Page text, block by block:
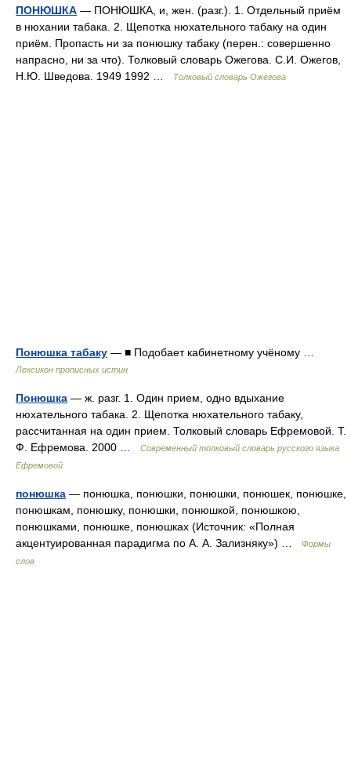
ПОНЮШКА — ПОНЮШКА, и, жен. (разг.). 1. Отдельный приём
в нюхании табака. 2. Щепотка нюхательного табаку на один
приём. Пропасть ни за понюшку табаку (перен.: совершенно
напрасно, ни за что). Толковый словарь Ожегова. С.И. Ожегов,
Н.Ю. Шведова. 1949 1992 …
Толковый словарь Ожегова
Понюшка табаку — ■ Подобает кабинетному учёному …
Лексикон прописных истин
Понюшка — ж. разг. 1. Один прием, одно вдыхание
нюхательного табака. 2. Щепотка нюхательного табаку,
рассчитанная на один прием. Толковый словарь Ефремовой. Т.
Ф. Ефремова. 2000 …
Современный толковый словарь русского языка
Ефремовой
понюшка — понюшка, понюшки, понюшки, понюшек, понюшке,
понюшкам, понюшку, понюшки, понюшкой, понюшкою,
понюшками, понюшке, понюшках (Источник: «Полная
акцентуированная парадигма по А. А. Зализняку») …
Формы
слов